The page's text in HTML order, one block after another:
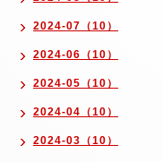
2024-07（10）
2024-06（10）
2024-05（10）
2024-04（10）
2024-03（10）